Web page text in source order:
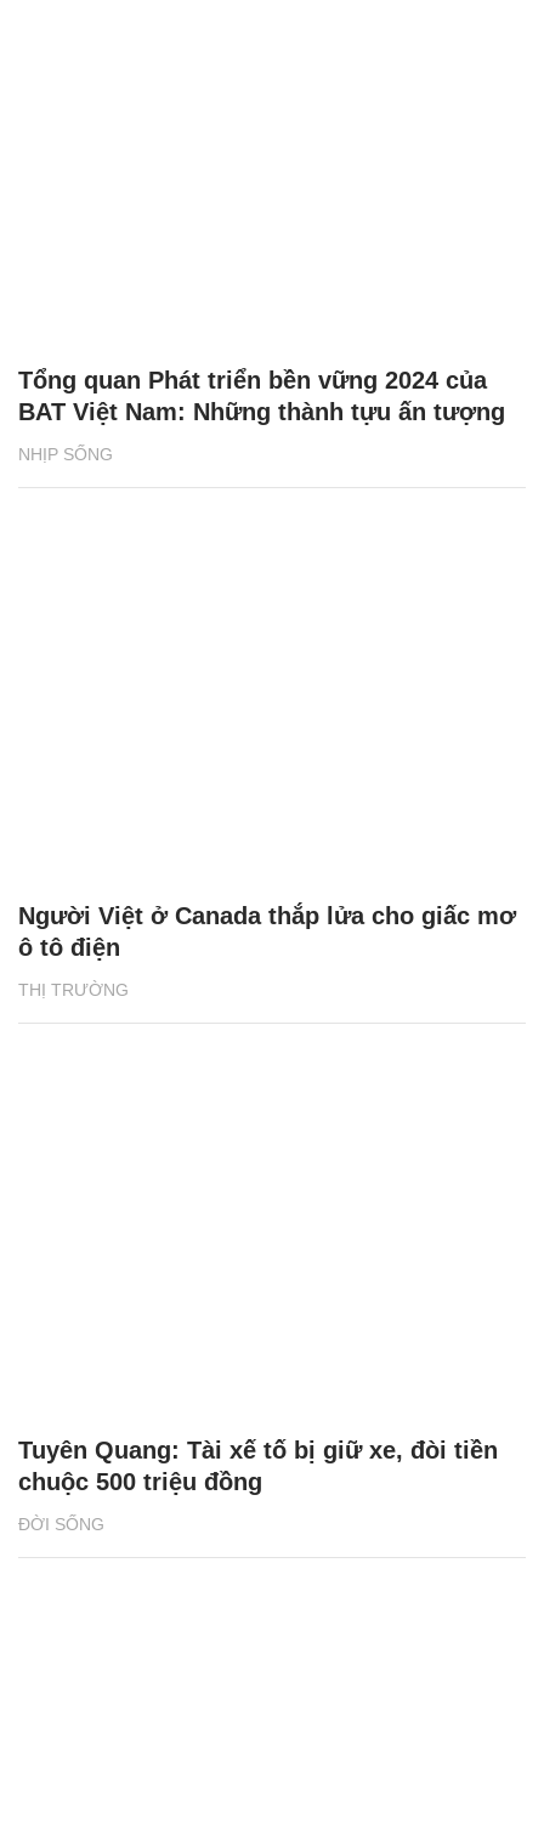
NHỊP SỐNG
Tổng quan Phát triển bền vững 2024 của
BAT Việt Nam: Những thành tựu ấn tượng
THỊ TRƯỜNG
Người Việt ở Canada thắp lửa cho giấc mơ
ô tô điện
ĐỜI SỐNG
Tuyên Quang: Tài xế tố bị giữ xe, đòi tiền
chuộc 500 triệu đồng